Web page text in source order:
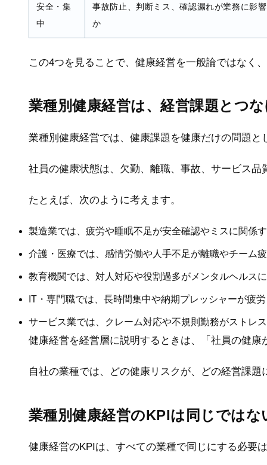
安全・集
中
事故防止、判断ミス、確認漏れが業務に影
か
この4つを見ることで、健康経営を一般論ではなく
業種別健康経営は、経営課題とつ
業種別健康経営では、健康課題を健康だけの問題と
社員の健康状態は、欠勤、離職、事故、サービス
たとえば、次のように考えます。
製造業では、疲労や睡眠不足が安全確認やミスに関係
介護・医療では、感情労働や人手不足が離職やチーム
教育機関では、対人対応や役割過多がメンタルヘルス
IT・専門職では、長時間集中や納期プレッシャーが疲
サービス業では、クレーム対応や不規則勤務がストレ
健康経営を経営層に説明するときは、「社員の健
自社の業種では、どの健康リスクが、どの経営課
業種別健康経営のKPIは同じではな
健康経営のKPIは、すべての業種で同じにする必要